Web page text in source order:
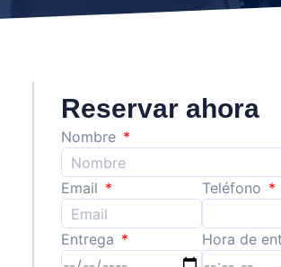
Reservar ahora
Nombre
Email Teléfono
Entrega Hora de